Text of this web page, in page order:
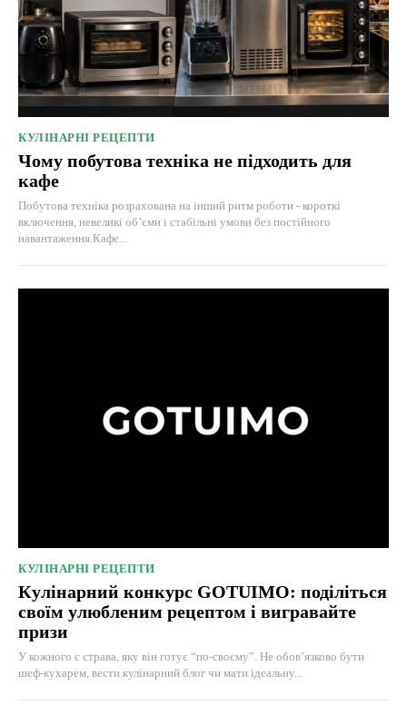
КУЛІНАРНІ РЕЦЕПТИ
Чому побутова техніка не підходить для
кафе
Побутова техніка розрахована на інший ритм роботи - короткі
включення, невеликі об’єми і стабільні умови без постійного
навантаження.Кафе...
КУЛІНАРНІ РЕЦЕПТИ
Кулінарний конкурс GOTUIMO: поділіться
своїм улюбленим рецептом і вигравайте
призи
У кожного є страва, яку він готує “по-своєму”. Не обов’язково бути
шеф-кухарем, вести кулінарний блог чи мати ідеальну...